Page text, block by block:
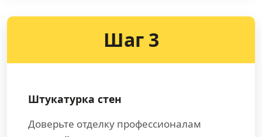
Шаг 3
Штукатурка стен
Доверьте отделку профессионалам